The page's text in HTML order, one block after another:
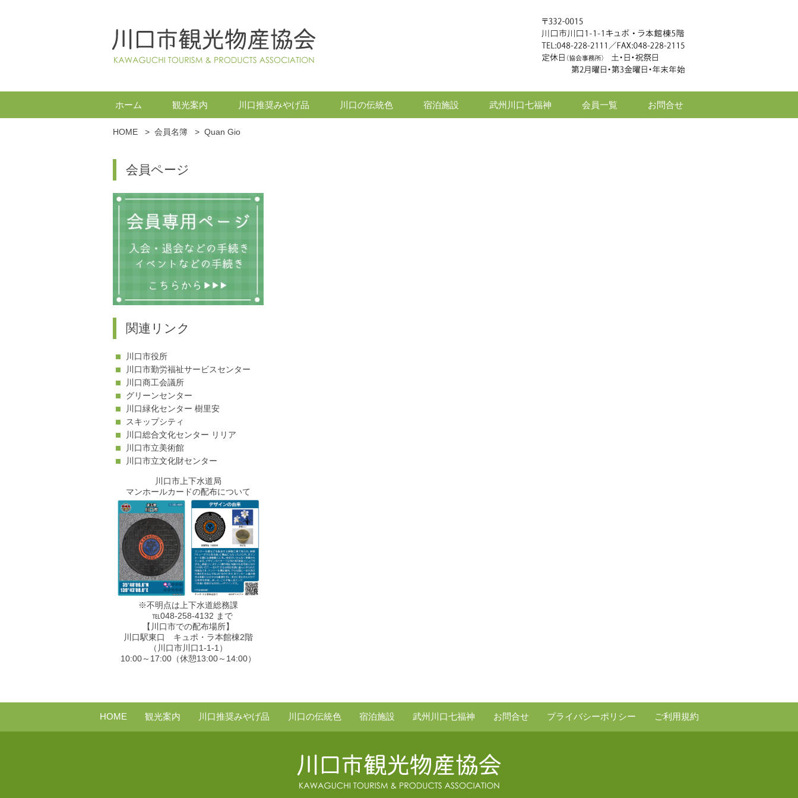
ホーム 観光案内 川口推奨みやげ品 川口の伝統色 宿泊施設 武州川口七福神 会員一覧 お問合せ
HOME > 会員名簿 > Quan Gio
会員ページ
関連リンク
川口市役所
川口市勤労福祉サービスセンター
川口商工会議所
グリーンセンター
川口緑化センター 樹里安
スキップシティ
川口総合文化センター リリア
川口市立美術館
川口市立文化財センター
川口市上下水道局
マンホールカードの配布について
※不明点は上下水道総務課
℡048-258-4132 まで
【川口市での配布場所】
川口駅東口 キュポ・ラ本館棟2階
（川口市川口1-1-1）
10:00～17:00（休憩13:00～14:00）
HOME 観光案内 川口推奨みやげ品 川口の伝統色 宿泊施設 武州川口七福神 お問合せ プライバシーポリシー ご利用規約